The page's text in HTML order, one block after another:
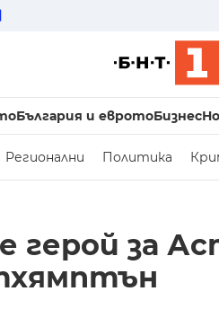
България и евротоБизнес
Регионални Политика
герой за